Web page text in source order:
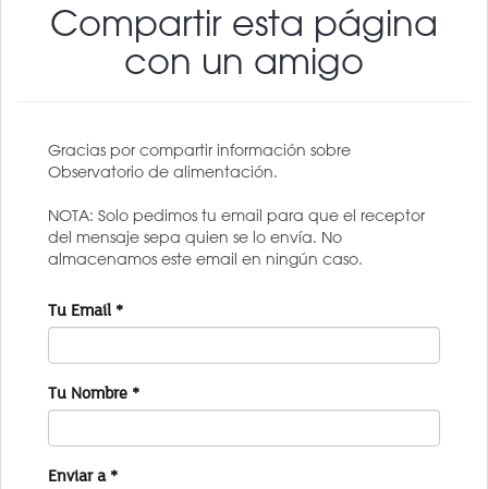
Compartir esta página
con un amigo
Gracias por compartir información sobre
Observatorio de alimentación.
NOTA: Solo pedimos tu email para que el receptor
del mensaje sepa quien se lo envía. No
almacenamos este email en ningún caso.
Tu Email *
Tu Nombre *
Enviar a *